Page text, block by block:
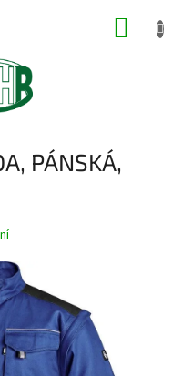
PÁNSKÁ,